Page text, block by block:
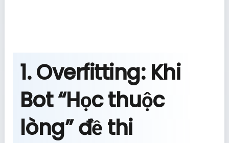
1. Overfitting: Khi
Bot “Học thuộc
lòng” đề thi